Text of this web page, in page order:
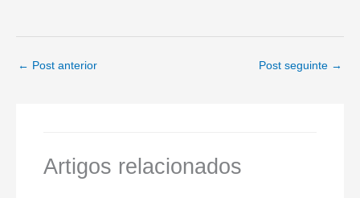
← Post anterior Post seguinte →
Artigos relacionados